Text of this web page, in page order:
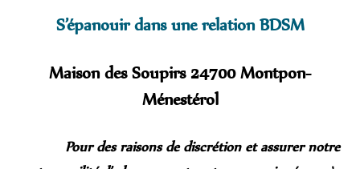
S’épanouir dans une relation BDSM
Maison des Soupirs 24700 Montpon-
Ménestérol
Pour des raisons de discrétion et assurer notre